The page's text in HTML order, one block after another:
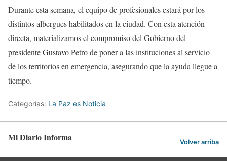
Durante esta semana, el equipo de profesionales estará por los
distintos albergues habilitados en la ciudad. Con esta atención
directa, materializamos el compromiso del Gobierno del
presidente Gustavo Petro de poner a las instituciones al servicio
de los territorios en emergencia, asegurando que la ayuda llegue a
tiempo.
Categorías: La Paz es Noticia
Mi Diario Informa Volver arriba